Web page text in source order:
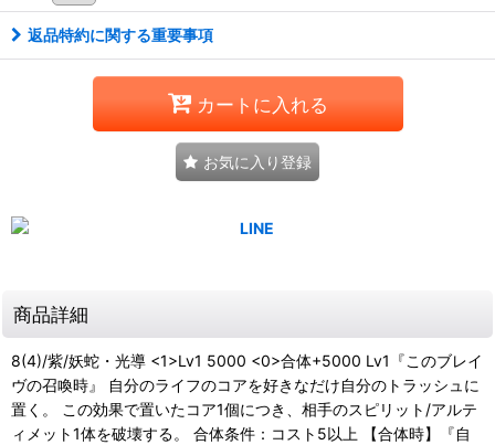
返品特約に関する重要事項
カートに入れる
お気に入り登録
商品詳細
8(4)/紫/妖蛇・光導 <1>Lv1 5000 <0>合体+5000 Lv1『このブレイ
ヴの召喚時』 自分のライフのコアを好きなだけ自分のトラッシュに
置く。 この効果で置いたコア1個につき、相手のスピリット/アルテ
ィメット1体を破壊する。 合体条件：コスト5以上 【合体時】『自